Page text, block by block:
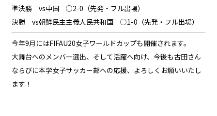
準決勝 vs中国 ○2-0（先発・フル出場）
決勝 vs朝鮮民主主義人民共和国 ○1-0（先発・フル出場）
今年9月にはFIFAU20女子ワールドカップも開催されます。
大舞台へのメンバー選出、そして活躍へ向け、今後も古田さん
ならびに本学女子サッカー部への応援、よろしくお願いいたし
ます！